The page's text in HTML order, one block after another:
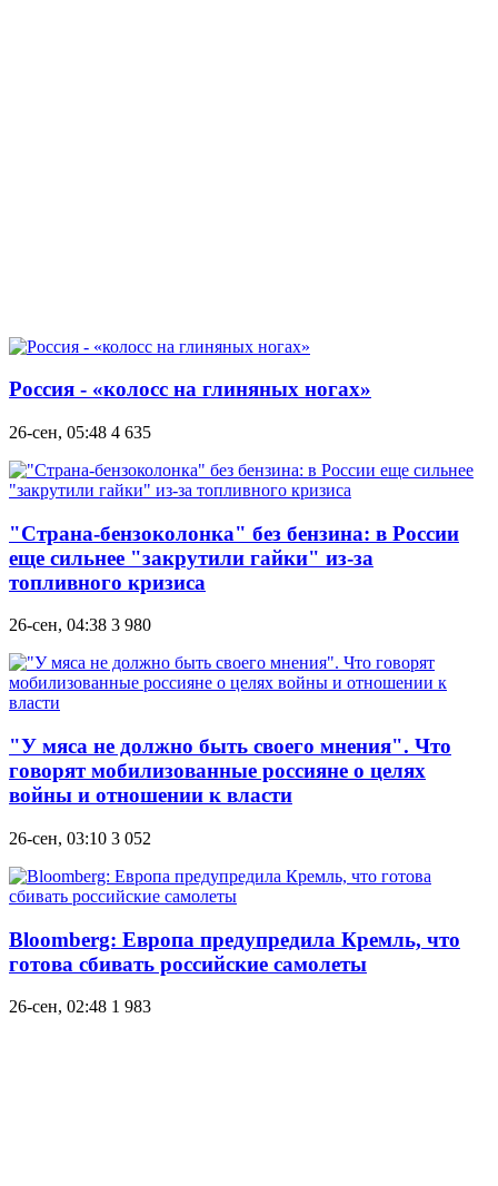
Россия - «колосс на глиняных ногах»
26-сен, 05:48 4 635
"Страна-бензоколонка" без бензина: в России
еще сильнее "закрутили гайки" из-за
топливного кризиса
26-сен, 04:38 3 980
"У мяса не должно быть своего мнения". Что
говорят мобилизованные россияне о целях
войны и отношении к власти
26-сен, 03:10 3 052
Bloomberg: Европа предупредила Кремль, что
готова сбивать российские самолеты
26-сен, 02:48 1 983